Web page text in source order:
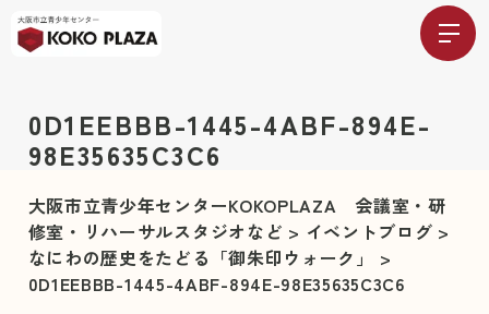
0D1EEBBB-1445-4ABF-894E-
98E35635C3C6
大阪市立青少年センターKOKOPLAZA 会議室・研
修室・リハーサルスタジオなど > イベントブログ >
なにわの歴史をたどる「御朱印ウォーク」
>
0D1EEBBB-1445-4ABF-894E-98E35635C3C6